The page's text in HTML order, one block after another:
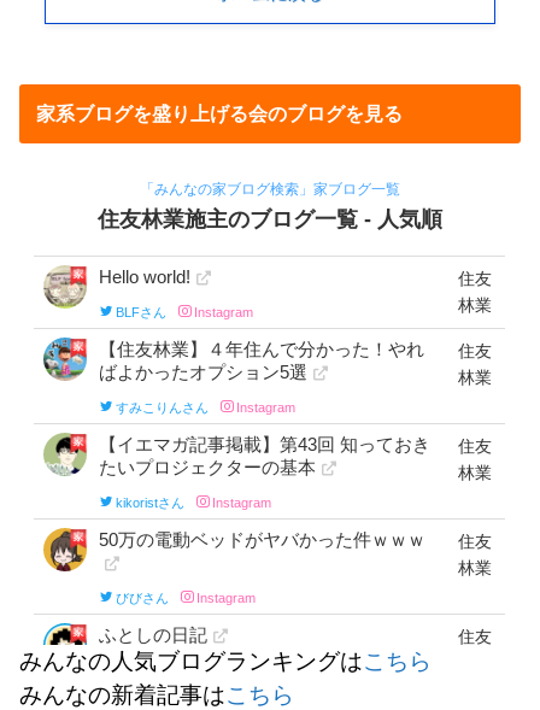
家系ブログを盛り上げる会のブログを見る
みんなの人気ブログランキングはこちら
みんなの新着記事はこちら